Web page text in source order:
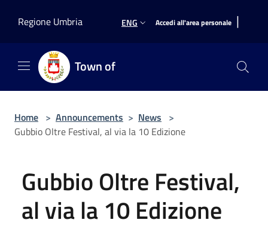
Regione Umbria
ENG Accedi all'area personale |
Town of
Home > Announcements > News >
Gubbio Oltre Festival, al via la 10 Edizione
Gubbio Oltre Festival,
al via la 10 Edizione